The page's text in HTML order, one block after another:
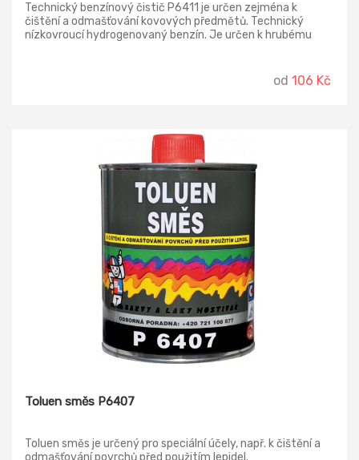
Technický benzínový čistič P6411 je určen zejména k
čištění a odmašťování kovových předmětů. Technický
nízkovroucí hydrogenovaný benzín. Je určen k hrubému
od 106 Kč
Toluen směs P6407
Toluen směs je určený pro speciální účely, např. k čištění a